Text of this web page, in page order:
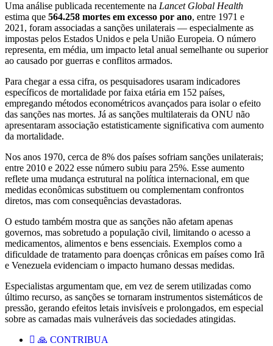
Uma análise publicada recentemente na Lancet Global Health
estima que 564.258 mortes em excesso por ano, entre 1971 e
2021, foram associadas a sanções unilaterais — especialmente as
impostas pelos Estados Unidos e pela União Europeia. O número
representa, em média, um impacto letal anual semelhante ou superior
ao causado por guerras e conflitos armados.
Para chegar a essa cifra, os pesquisadores usaram indicadores
específicos de mortalidade por faixa etária em 152 países,
empregando métodos econométricos avançados para isolar o efeito
das sanções nas mortes. Já as sanções multilaterais da ONU não
apresentaram associação estatisticamente significativa com aumento
da mortalidade.
Nos anos 1970, cerca de 8% dos países sofriam sanções unilaterais;
entre 2010 e 2022 esse número subiu para 25%. Esse aumento
reflete uma mudança estrutural na política internacional, em que
medidas econômicas substituem ou complementam confrontos
diretos, mas com consequências devastadoras.
O estudo também mostra que as sanções não afetam apenas
governos, mas sobretudo a população civil, limitando o acesso a
medicamentos, alimentos e bens essenciais. Exemplos como a
dificuldade de tratamento para doenças crônicas em países como Irã
e Venezuela evidenciam o impacto humano dessas medidas.
Especialistas argumentam que, em vez de serem utilizadas como
último recurso, as sanções se tornaram instrumentos sistemáticos de
pressão, gerando efeitos letais invisíveis e prolongados, em especial
sobre as camadas mais vulneráveis das sociedades atingidas.
🙏 CONTRIBUA